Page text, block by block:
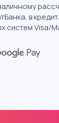
в
систем Visa/